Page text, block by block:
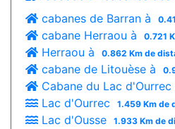
cabanes de Barran à
cabane Herraou à 0.721
Herraou à 0.862 Km de
cabane de Litouèse à
Cabane du Lac d'Ourrec
Lac d'Ourrec 1.459 Km de
Lac d'Ousse 1.933 Km de